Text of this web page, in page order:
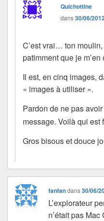
Quichottine
dans30/06/
C’est vrai… ton moulin,
patimment que je m’en
Il est, en cinq images,
« images à utiliser ».
Pardon de ne pas
message. Voilà qui est
Gros bisous et douce
fanfandans30/06/
L’explorateur
n’était pas Mac